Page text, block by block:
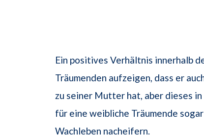
Ein positives Verhältnis innerhalb
Träumenden aufzeigen, dass er
zu seiner Mutter hat, aber dieses
für eine weibliche Träumende
Wachleben nacheifern.